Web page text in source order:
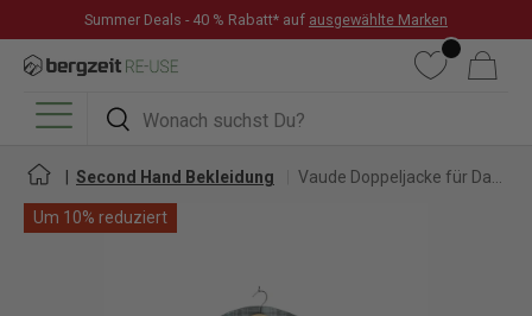
DIREKT ZUM INHALT
Summer Deals - 40 % Rabatt* auf ausgewählte Marken
Suchen
Suchen
WunschlisteWarenkorb
Menü
Second Hand Bekleidung
Um 10% reduziert